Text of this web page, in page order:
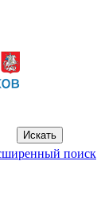
поиск